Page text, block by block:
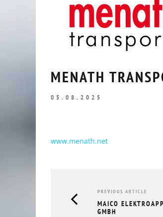
MENATH
05.08.2025
www.menath.net
PREVIOUS ARTICLE
MAICO
GMBH